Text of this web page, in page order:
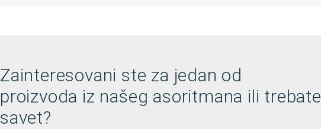
Zainteresovani ste za jedan od
proizvoda iz našeg asoritmana ili trebate
savet?